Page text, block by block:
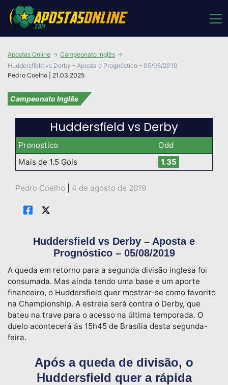
Pedro Coelho | 21.03.2025
Apostas Online
Campeonato Inglês
Huddersfield vs Derby – Aposta e Prognóstico – 05/08/2019
Campeonato Inglês
Huddersfield vs Derby
Pronostico
Odd
Mais de 1.5 Gols
1.35
Pedro Coelho 4 de agosto de 2019
Huddersfield vs Derby – Aposta e
Prognóstico – 05/08/2019
A queda em retorno para a segunda divisão inglesa foi
consumada. Mas ainda tendo uma base e um aporte
financeiro, o Huddersfield quer mostrar-se como favorito
na Championship. A estreia será contra o Derby, que
bateu na trave para o acesso na última temporada. O
duelo acontecerá ás 15h45 de Brasília desta segunda-
feira.
Após a queda de divisão, o
Huddersfield quer a rápida